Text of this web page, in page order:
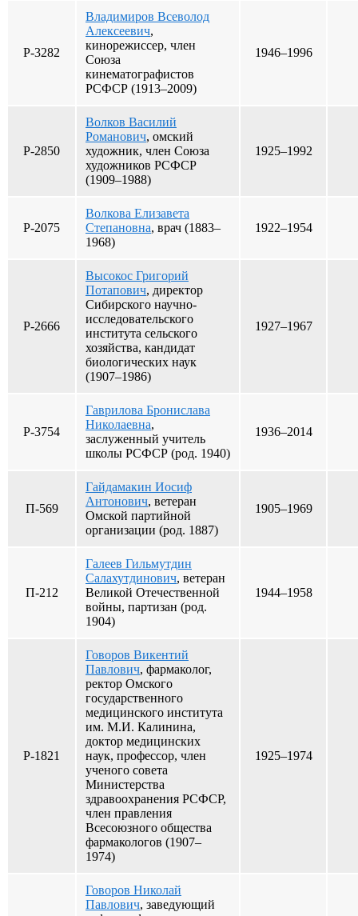
Р-3282
Владимиров Всеволод
Алексеевич,
кинорежиссер, член
Союза
кинематографистов
РСФСР (1913–2009)
1946–1996
Р-2850
Волков Василий
Романович, омский
художник, член Союза
художников РСФСР
(1909–1988)
1925–1992
Р-2075
Волкова Елизавета
Степановна, врач (1883–
1968)
1922–1954
Р-2666
Высокос Григорий
Потапович, директор
Сибирского научно-
исследовательского
института сельского
хозяйства, кандидат
биологических наук
(1907–1986)
1927–1967
Р-3754
Гаврилова Бронислава
Николаевна,
заслуженный учитель
школы РСФСР (род. 1940)
1936–2014
П-569
Гайдамакин Иосиф
Антонович, ветеран
Омской партийной
организации (род. 1887)
1905–1969
П-212
Галеев Гильмутдин
Салахутдинович, ветеран
Великой Отечественной
войны, партизан (род.
1904)
1944–1958
Р-1821
Говоров Викентий
Павлович, фармаколог,
ректор Омского
государственного
медицинского института
им. М.И. Калинина,
доктор медицинских
наук, профессор, член
ученого совета
Министерства
здравоохранения РСФСР,
член правления
Всесоюзного общества
фармакологов (1907–
1974)
1925–1974
Говоров Николай
Павлович, заведующий